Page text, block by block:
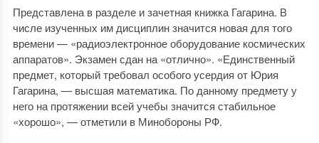
Представлена в разделе и зачетная книжка Гагарина. В
числе изученных им дисциплин значится новая для того
времени — «радиоэлектронное оборудование космических
аппаратов». Экзамен сдан на «отлично». «Единственный
предмет, который требовал особого усердия от Юрия
Гагарина, — высшая математика. По данному предмету у
него на протяжении всей учебы значится стабильное
«хорошо», — отметили в Минобороны РФ.